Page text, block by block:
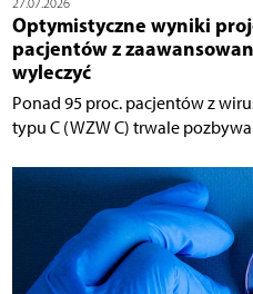
27.07.2026
Optymistyczne wyniki
pacjentów z
wyleczyć
Ponad 95 proc. pacjentów z
typu C (WZW C) trwale pozbywa